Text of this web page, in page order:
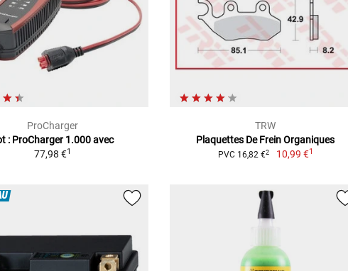
ProCharger
: ProCharger 1.000 avec
77,98 €1
TRW
Plaquettes De Frein Organiques
PVC 16,82 €2 10,99 €1